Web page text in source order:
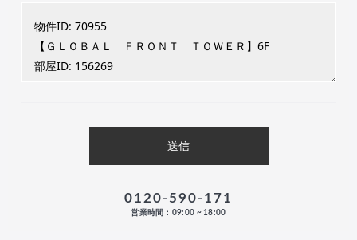
0120-590-171
営業時間：09:00 ~ 18:00